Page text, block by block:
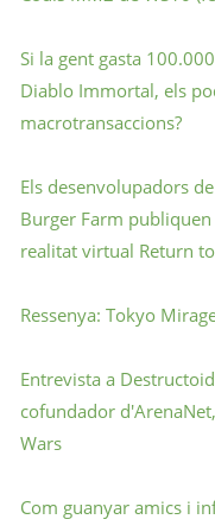
Si la gent gasta
Diablo Immortal, els
macrotransaccions?
Els desenvolupadors
Burger Farm
realitat virtual Return
Ressenya: Tokyo
Entrevista a
cofundador
Wars
Com guanyar amics i